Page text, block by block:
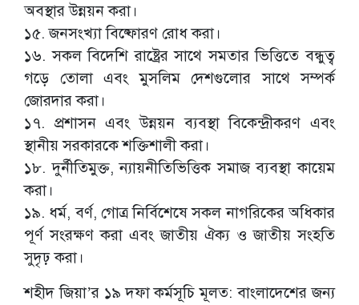
অবস্থার উন্নয়ন করা।
১৫. জনসংখ্যা বিষ্ফোরণ রোধ করা।
১৬. সকল বিদেশি রাষ্ট্রের সাথে সমতার ভিত্তিতে বন্ধুত্ব
গড়ে তোলা এবং মুসলিম দেশগুলোর সাথে সম্পর্ক
জোরদার করা।
১৭. প্রশাসন এবং উন্নয়ন ব্যবস্থা বিকেন্দ্রীকরণ এবং
স্থানীয় সরকারকে শক্তিশালী করা।
১৮. দুর্নীতিমুক্ত, ন্যায়নীতিভিত্তিক সমাজ ব্যবস্থা কায়েম
করা।
১৯. ধর্ম, বর্ণ, গোত্র নির্বিশেষে সকল নাগরিকের অধিকার
পূর্ণ সংরক্ষণ করা এবং জাতীয় ঐক্য ও জাতীয় সংহতি
সুদৃঢ় করা।
শহীদ জিয়া’র ১৯ দফা কর্মসূচি মূলত: বাংলাদেশের জন্য